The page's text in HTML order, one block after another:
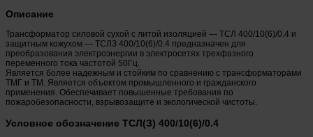
Описание
Трансформатор силовой сухой с литой изоляцией — ТСЛ 400/10(6)/0.4 и
защитным кожухом — ТСЛЗ 400/10(6)/0.4 предназначен для
преобразования электроэнергии в электросетях трехфазного
переменного тока частотой 50Гц.
Является более надежным и стойким по сравнению с трансформаторами
ТМГ и ТМ. Является объектом промышленного и гражданского
применения. Обеспечивает повышенные требования по
пожаробезопасности, взрывозащите и экологической чистоты.
Условное обозначение ТСЛ(З) 400/10(6)/0.4